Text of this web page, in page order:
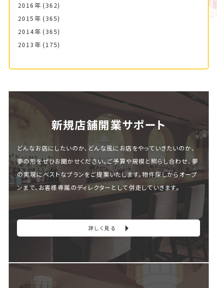
2016年 (362)
2015年 (365)
2014年 (365)
2013年 (175)
新規店舗開業サポート
どんなお店にしたいのか、どんな風にお店をやっていきたいのか、
夢の形をぜひお聞かせください。ご予算や規模と照らし合わせ、夢
の実現にベストなプランをご提案いたします。物件探しからオープ
ンまで、お客様専属のディレクターとして併走していきます。
詳しく見る